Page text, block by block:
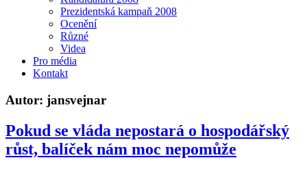
Prezidentská kampaň 2008
Ocenění
Různé
Videa
Pro média
Kontakt
Autor: jansvejnar
Pokud se vláda nepostará o hospodářský
růst, balíček nám moc nepomůže